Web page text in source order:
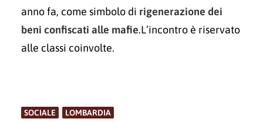
anno fa, come simbolo di rigenerazione dei
beni confiscati alle mafie.L’incontro è riservato
alle classi coinvolte.
SOCIALE LOMBARDIA